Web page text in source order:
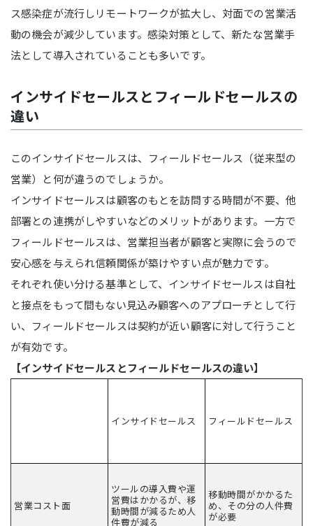
ス感染症が流行しリモートワークが拡大し、対面での営業活
動の機会が減少しています。感染対策として、新たな営業手
法として導入されていることも多いです。
インサイドセールスとフィールドセールスの
違い
このインサイドセールスは、フィールドセールス（従来型の
営業）と何が違うのでしょうか。
インサイドセールスは顧客のもとを訪問する時間が不要、他
部署との連携がしやすいなどのメリットがあります。一方で
フィールドセールスは、営業担当者が顧客と実際に会うので
安心感を与えられ信頼関係が築けやすい点が魅力です。
それぞれ使い分ける基準として、インサイドセールスは自社
と接点をもって間もない見込み顧客へのアプローチとして行
い、フィールドセールスは契約が近い顧客に対して行うこと
が有効です。
【インサイドセールスとフィールドセールスの違い】
インサイドセールス フィールドセールス
営業コスト面
ツールの導入費や運
営費はかかるが、移
動時間が減るため人
件費が減る
移動時間がかかるた
め、その分の人件費
が必要